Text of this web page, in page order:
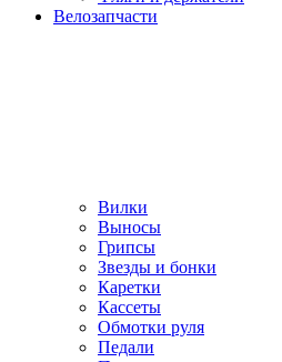
Велозапчасти
Вилки
Выносы
Грипсы
Звезды и бонки
Каретки
Кассеты
Обмотки руля
Педали